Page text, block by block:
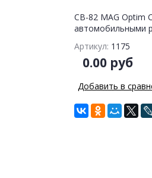
CB-82 MAG Optim
автомобильными
Артикул: 1175
0.00 руб
Добавить в